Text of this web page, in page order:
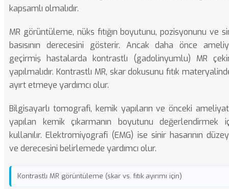
kapsamlı olmalıdır.
MR görüntüleme, nüks fıtığın boyutunu, pozisyonunu ve
basısının derecesini gösterir. Ancak daha önce
geçirmiş hastalarda kontrastlı (gadolinyumlu) MR
yapılmalıdır. Kontrastlı MR, skar dokusunu fıtık
ayırt etmeye yardımcı olur.
Bilgisayarlı tomografi, kemik yapıların ve önceki
yapılan kemik çıkarmanın boyutunu değerlendirmek
kullanılır. Elektromiyografi (EMG) ise sinir hasarının
ve derecesini belirlemede yardımcı olur.
Kontrastlı MR görüntüleme (skar vs. fıtık ayırımı için)